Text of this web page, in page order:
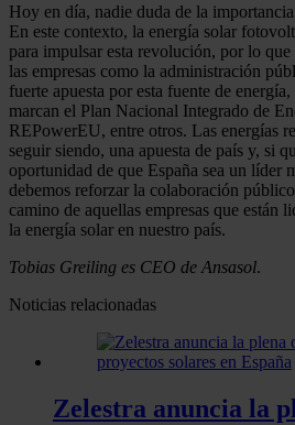
Hoy en día, nadie duda de la
En este contexto, la energía solar
para impulsar esta revolución, por lo
las empresas como la administración
fuerte apuesta por esta fuente de
marcan el Plan Nacional Integrado de
REPowerEU, entre otros. Las energías
seguir siendo, una apuesta de país y, si
oportunidad de que España sea un líder
debemos reforzar la colaboración
camino de aquellas empresas que están
la energía solar en nuestro país.
Tobias Greiling es CEO de Ansasol.
Noticias relacionadas
Zelestra anuncia la